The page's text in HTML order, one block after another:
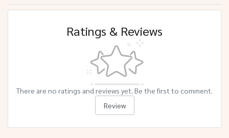
Ratings & Reviews
There are no ratings and reviews yet. Be the first to comment.
Review